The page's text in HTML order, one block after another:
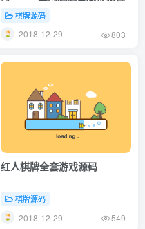
棋牌源码
2018-12-29 803
红人棋牌全套游戏源码
棋牌源码
2018-12-29 549